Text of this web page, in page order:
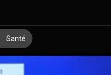
Santé